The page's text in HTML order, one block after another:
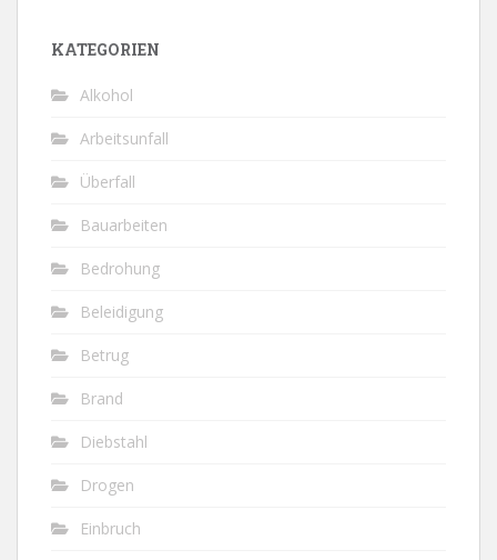
KATEGORIEN
Alkohol
Arbeitsunfall
Überfall
Bauarbeiten
Bedrohung
Beleidigung
Betrug
Brand
Diebstahl
Drogen
Einbruch